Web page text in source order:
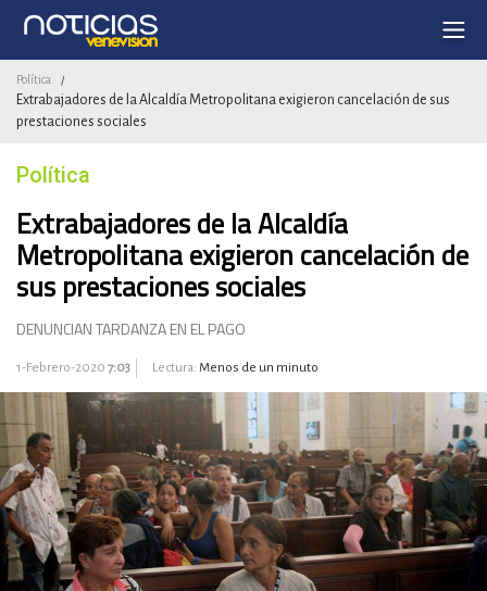
Política /
Extrabajadores de la Alcaldía Metropolitana exigieron cancelación de sus
prestaciones sociales
Política
Extrabajadores de la Alcaldía
Metropolitana exigieron cancelación de
sus prestaciones sociales
DENUNCIAN TARDANZA EN EL PAGO
1-Febrero-2020 7:03 Lectura: Menos de un minuto